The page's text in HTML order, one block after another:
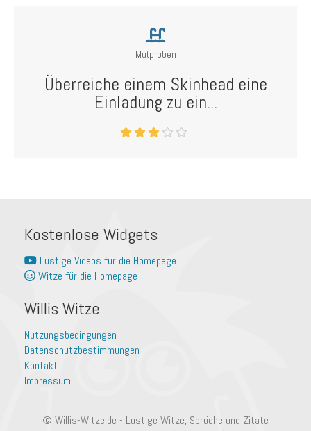
Mutproben
Überreiche einem Skinhead eine
Einladung zu ein...
Kostenlose Widgets
Lustige Videos für die Homepage
Witze für die Homepage
Willis Witze
Nutzungsbedingungen
Datenschutzbestimmungen
Kontakt
Impressum
© Willis-Witze.de - Lustige Witze, Sprüche und Zitate